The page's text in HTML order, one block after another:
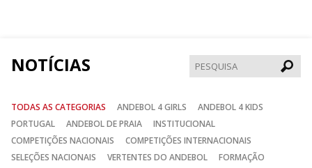
NOTÍCIAS
TODAS AS CATEGORIAS ANDEBOL 4 GIRLS
ANDEBOL 4 KIDS
PORTUGAL
ANDEBOL DE PRAIA
INSTITUCIONAL
COMPETIÇÕES NACIONAIS
COMPETIÇÕES INTERNACIONAIS
SELEÇÕES NACIONAIS
VERTENTES DO ANDEBOL
FORMAÇÃO